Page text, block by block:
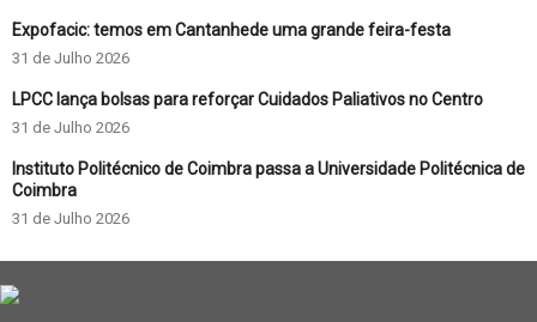
Expofacic: temos em Cantanhede uma grande feira-festa
31 de Julho 2026
LPCC lança bolsas para reforçar Cuidados Paliativos no Centro
31 de Julho 2026
Instituto Politécnico de Coimbra passa a Universidade Politécnica de
Coimbra
31 de Julho 2026